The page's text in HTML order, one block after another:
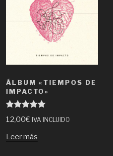
ÁLBUM «TIEMPOS DE
IMPACTO»
Valorado en
5.00de 5
12,00€ IVA INCLUIDO
Leer más